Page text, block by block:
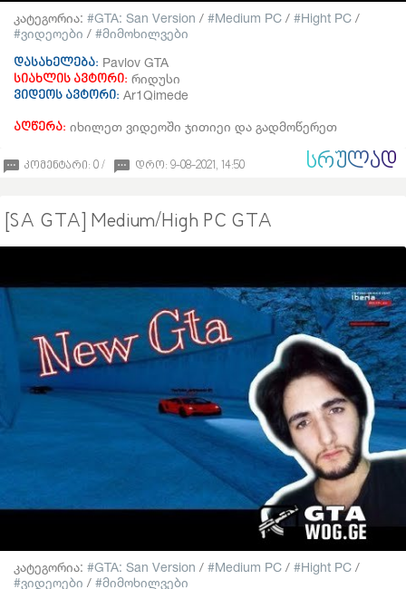
კატეგორია: GTA: San Version / Medium PC / Hight PC /
ვიდეოები /
მიმოხილვები
დასახელება: Pavlov GTA
სიახლის ავტორი: რიდუსი
ვიდეოს ავტორი: Ar1Qimede
აღწერა: იხილეთ ვიდეოში ჯითიეი და გადმოწერეთ
კომენტარი: 0 / დრო: 9-08-2021, 14:50 ᲡᲠᲣᲚᲐᲓ
[SA GTA] Medium/High PC GTA
კატეგორია: GTA: San Version / Medium PC / Hight PC /
ვიდეოები /
მიმოხილვები